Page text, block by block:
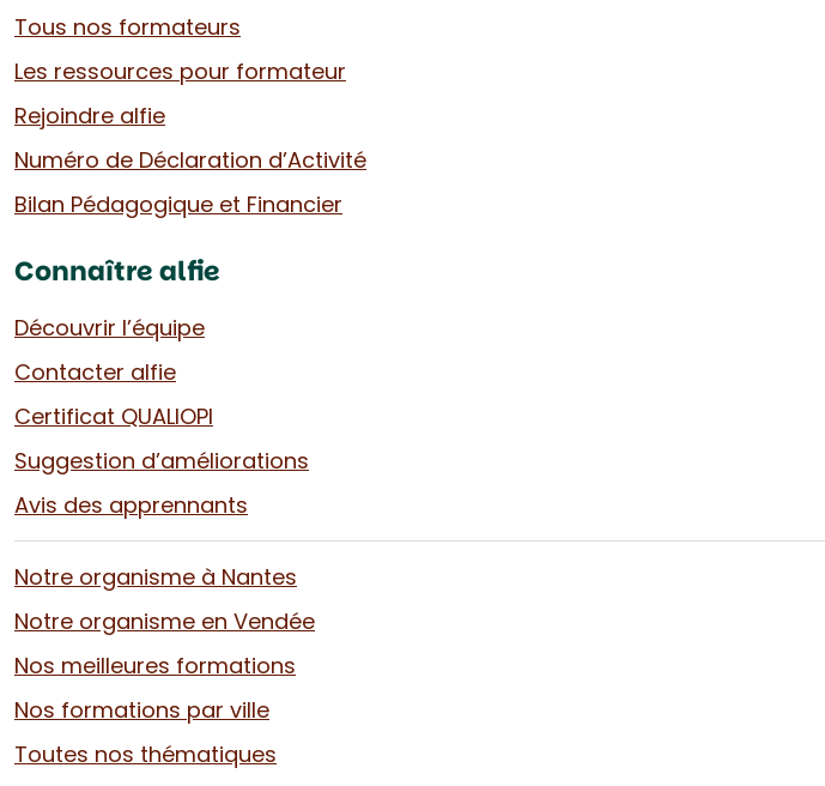
Tous nos formateurs
Les ressources pour formateur
Rejoindre alfie
Numéro de Déclaration d’Activité
Bilan Pédagogique et Financier
Connaître alfie
Découvrir l’équipe
Contacter alfie
Certificat QUALIOPI
Suggestion d’améliorations
Avis des apprennants
Notre organisme à Nantes
Notre organisme en Vendée
Nos meilleures formations
Nos formations par ville
Toutes nos thématiques